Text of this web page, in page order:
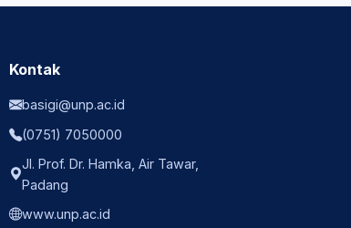
Kontak
basigi@unp.ac.id
(0751) 7050000
Jl. Prof. Dr. Hamka, Air Tawar,
Padang
www.unp.ac.id